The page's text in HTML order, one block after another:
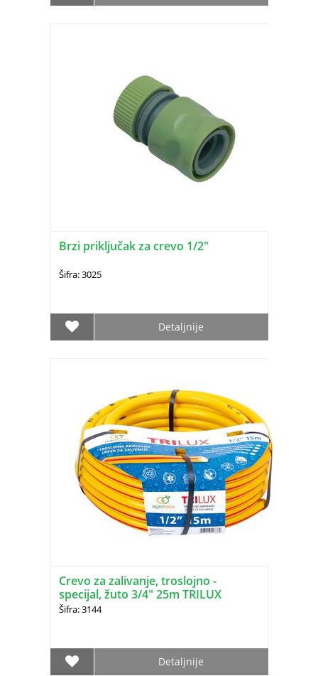
Brzi priključak za crevo 1/2"
Šifra: 3025
Detaljnije
Crevo za zalivanje, troslojno -
specijal, žuto 3/4" 25m TRILUX
Šifra: 3144
Detaljnije